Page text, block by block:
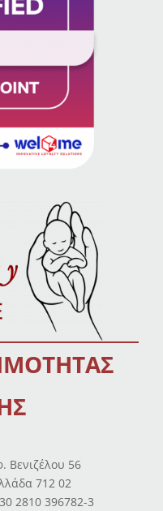
Βενιζέλου 56
712 02
2810 396782-3